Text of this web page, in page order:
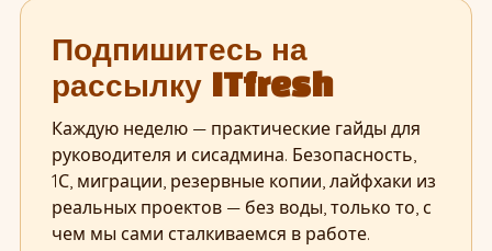
Подпишитесь на
рассылку ITfresh
Каждую неделю — практические гайды для
руководителя и сисадмина. Безопасность,
1С, миграции, резервные копии, лайфхаки из
реальных проектов — без воды, только то, с
чем мы сами сталкиваемся в работе.